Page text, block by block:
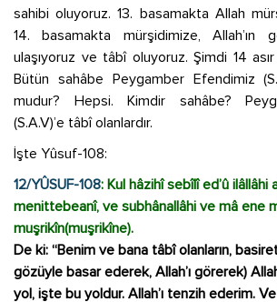
sahibi oluyoruz. 13. basamakta Allah
14. basamakta mürşidimize, Allah’ın
ulaşıyoruz ve tâbî oluyoruz. Şimdi 14
Bütün sahâbe Peygamber Efendimiz
mudur? Hepsi. Kimdir sahâbe?
(S.A.V)’e tâbî olanlardır.
İşte Yûsuf-108:
12/YÛSUF-108: Kul hâzihî sebîlî ed’û
menittebeanî, ve subhânallâhi ve mâ ene
muşrikîn(muşrikîne).
De ki: “Benim ve bana tâbî olanların,
gözüyle basar ederek, Allah’ı görerek)
yol, işte bu yoldur. Allah’ı tenzih ederim.